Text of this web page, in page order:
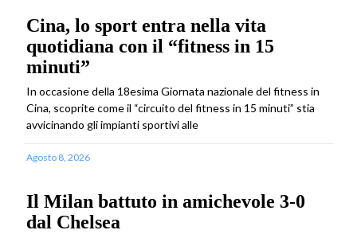
Cina, lo sport entra nella vita
quotidiana con il “fitness in 15
minuti”
In occasione della 18esima Giornata nazionale del fitness in
Cina, scoprite come il “circuito del fitness in 15 minuti” stia
avvicinando gli impianti sportivi alle
Agosto 8, 2026
Il Milan battuto in amichevole 3-0
dal Chelsea